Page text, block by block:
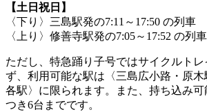
【土日祝日】
〈下り〉三島駅発の7:11～17:50 の列車
〈上り〉修善寺駅発の7:05～17:52 の列車
ただし、特急踊り子号ではサイクルト
ず、利用可能な駅は〈三島広小路・原木
各駅〉に限られます。また、持ち込み可
つき6台までです。